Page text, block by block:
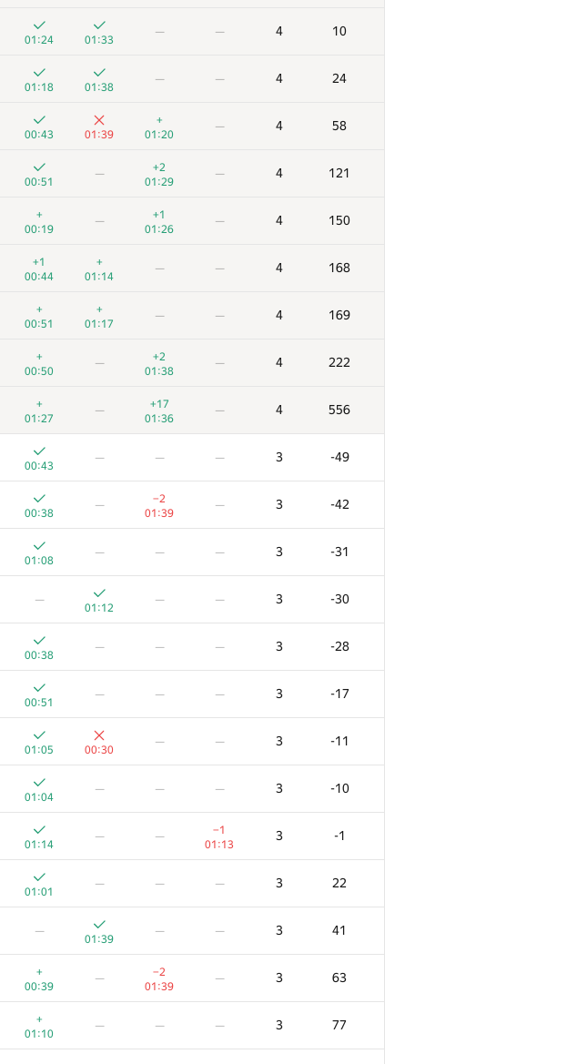
01:24 01:33
— — 4 10
01:18 01:38
— — 4 24
00:43 01:39
+
01:20
— 4 58
00:51
—
+2
01:29
— 4 121
+
00:19
—
+1
01:26
— 4 150
+1
00:44
+
01:14
— — 4 168
+
00:51
+
01:17
— — 4 169
+
00:50
—
+2
01:38
— 4 222
+
01:27
—
+17
01:36
— 4 556
00:43
— — — 3 -49
00:38
—
−2
01:39
— 3 -42
01:08
— — — 3 -31
—
01:12
— — 3 -30
00:38
— — — 3 -28
00:51
— — — 3 -17
01:05 00:30
— — 3 -11
01:04
— — — 3 -10
01:14
— —
−1
01:13
3 -1
01:01
— — — 3 22
—
01:39
— — 3 41
+
00:39
—
−2
01:39
— 3 63
+
01:10
— — — 3 77